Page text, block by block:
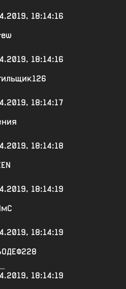
18:14:16
18:14:16
18:14:17
18:14:18
18:14:19
18:14:19
18:14:19